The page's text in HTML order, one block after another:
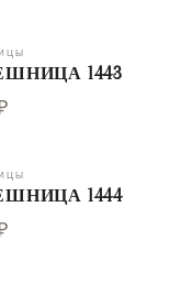
1443
1444